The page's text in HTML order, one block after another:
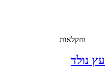
וחקלאות
עץ נולד